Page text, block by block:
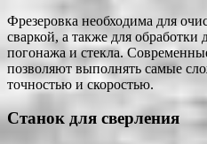
Фрезеровка необходима для
сваркой, а также для обработки
погонажа и стекла.
позволяют выполнять самые
точностью и скоростью.
Станок для сверления